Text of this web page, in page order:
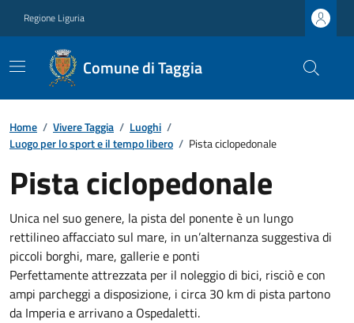
Regione Liguria
Comune di Taggia
Home / Vivere Taggia / Luoghi /
Luogo per lo sport e il tempo libero / Pista ciclopedonale
Pista ciclopedonale
Unica nel suo genere, la pista del ponente è un lungo
rettilineo affacciato sul mare, in un’alternanza suggestiva di
piccoli borghi, mare, gallerie e ponti
Perfettamente attrezzata per il noleggio di bici, risciò e con
ampi parcheggi a disposizione, i circa 30 km di pista partono
da Imperia e arrivano a Ospedaletti.